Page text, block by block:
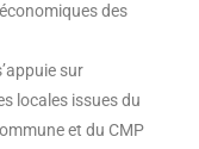
des
sur
locales issues du
et du CMP